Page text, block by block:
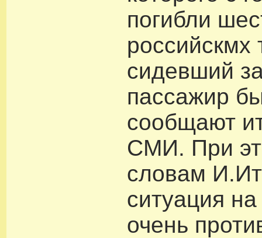
погибли
российскмх
сидевший
пассажир
сообщают
СМИ. При
словам
ситуация
очень